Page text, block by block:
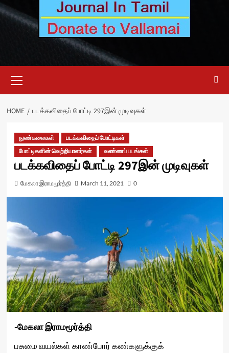
Menu
HOME படக்கவிதைப் போட்டி 297இன் முடிவுகள்
நுண்கலைகள்
படக்கவிதைப் போட்டிகள்
போட்டிகளின் வெற்றியாளர்கள்
வண்ணப் படங்கள்
படக்கவிதைப் போட்டி 297இன் முடிவுகள்
மேகலா இராமமூர்த்தி March 11, 2021 0
-மேகலா இராமமூர்த்தி
பசுமை வயல்கள் காண்போர் கண்களுக்குக்